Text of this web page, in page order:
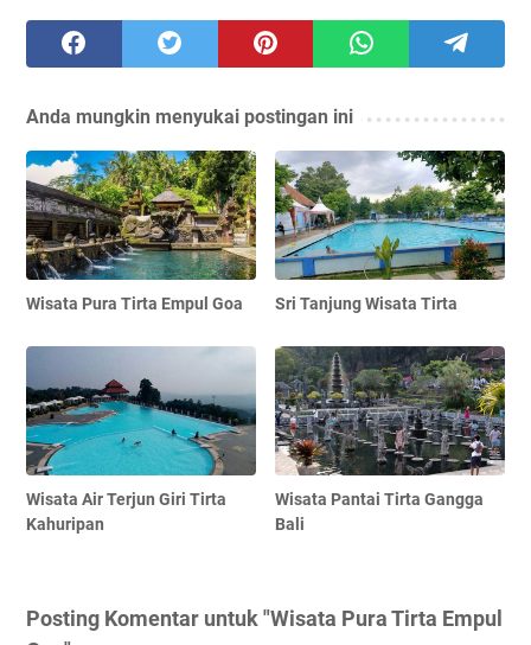
Anda mungkin menyukai postingan ini
Wisata Pura Tirta Empul Goa Sri Tanjung Wisata Tirta
Wisata Air Terjun Giri Tirta
Kahuripan
Wisata Pantai Tirta Gangga
Bali
Posting Komentar untuk "Wisata Pura Tirta Empul